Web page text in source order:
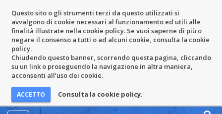
Questo sito o gli strumenti terzi da questo utilizzati si
avvalgono di cookie necessari al funzionamento ed utili alle
finalità illustrate nella cookie policy. Se vuoi saperne di più o
negare il consenso a tutti o ad alcuni cookie, consulta la cookie
policy.
Chiudendo questo banner, scorrendo questa pagina, cliccando
su un link o proseguendo la navigazione in altra maniera,
acconsenti all’uso dei cookie.
Consulta la cookie policy.